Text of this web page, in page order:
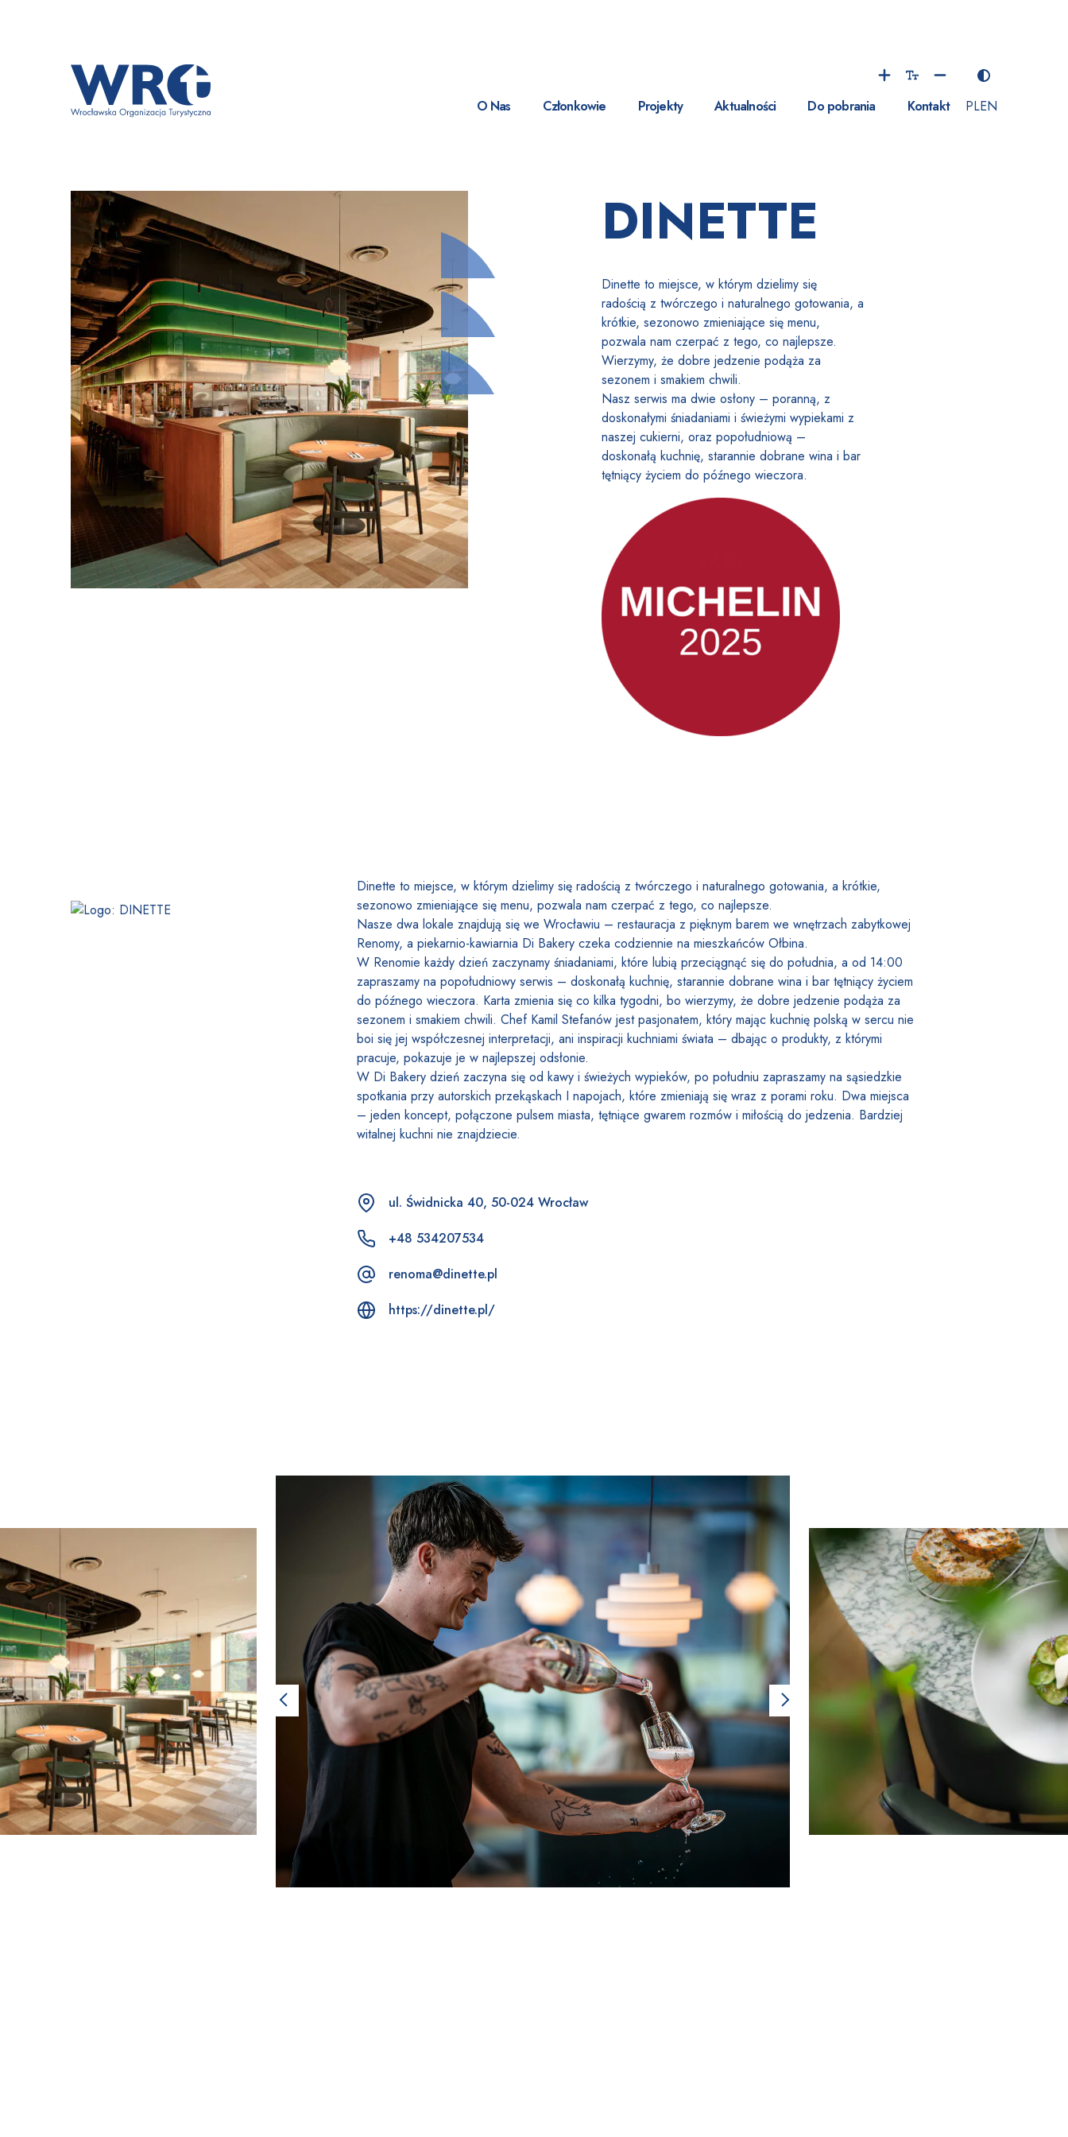
O Nas Członkowie Projekty Aktualności Do pobrania Kontakt PLEN
DINETTE
Dinette to miejsce, w którym dzielimy się
radością z twórczego i naturalnego gotowania, a
krótkie, sezonowo zmieniające się menu,
pozwala nam czerpać z tego, co najlepsze.
Wierzymy, że dobre jedzenie podąża za
sezonem i smakiem chwili.
Nasz serwis ma dwie osłony – poranną, z
doskonałymi śniadaniami i świeżymi wypiekami z
naszej cukierni, oraz popołudniową –
doskonałą kuchnię, starannie dobrane wina i bar
tętniący życiem do późnego wieczora.
Dinette to miejsce, w którym dzielimy się radością z twórczego i naturalnego gotowania, a krótkie,
sezonowo zmieniające się menu, pozwala nam czerpać z tego, co najlepsze.
Nasze dwa lokale znajdują się we Wrocławiu – restauracja z pięknym barem we wnętrzach zabytkowej
Renomy, a piekarnio-kawiarnia Di Bakery czeka codziennie na mieszkańców Ołbina.
W Renomie każdy dzień zaczynamy śniadaniami, które lubią przeciągnąć się do południa, a od 14:00
zapraszamy na popołudniowy serwis – doskonałą kuchnię, starannie dobrane wina i bar tętniący życiem
do późnego wieczora. Karta zmienia się co kilka tygodni, bo wierzymy, że dobre jedzenie podąża za
sezonem i smakiem chwili. Chef Kamil Stefanów jest pasjonatem, który mając kuchnię polską w sercu nie
boi się jej współczesnej interpretacji, ani inspiracji kuchniami świata – dbając o produkty, z którymi
pracuje, pokazuje je w najlepszej odsłonie.
W Di Bakery dzień zaczyna się od kawy i świeżych wypieków, po południu zapraszamy na sąsiedzkie
spotkania przy autorskich przekąskach I napojach, które zmieniają się wraz z porami roku. Dwa miejsca
– jeden koncept, połączone pulsem miasta, tętniące gwarem rozmów i miłością do jedzenia. Bardziej
witalnej kuchni nie znajdziecie.
ul. Świdnicka 40, 50-024 Wrocław
+48 534207534
renoma@dinette.pl
https://dinette.pl/